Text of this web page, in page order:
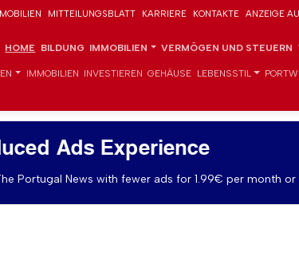
MITTEILUNGSBLATT KARRIERE KONTAKTE ANZEIGE
HOME BILDUNG IMMOBILIEN VERMÖGEN UND STEUERN
IMMOBILIEN INVESTIEREN GEHÄUSE LEBENSSTIL
Ads Experience
Portugal News with fewer ads for 1.99€ per month or